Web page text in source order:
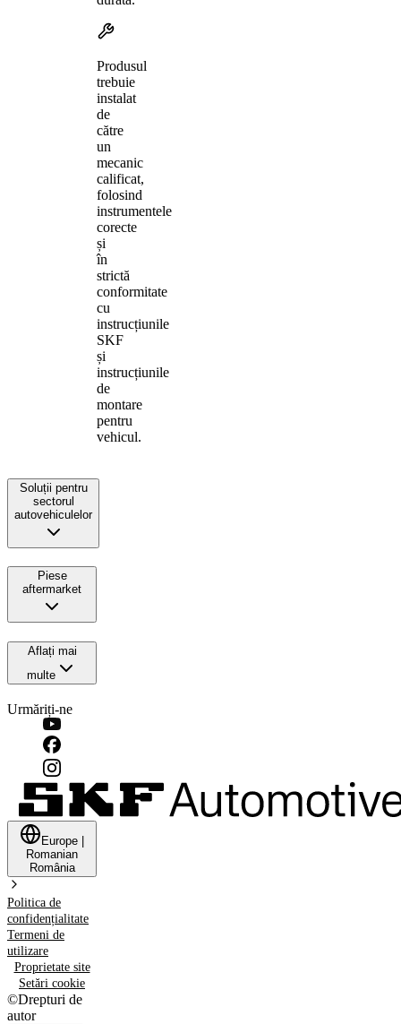
Produsul
trebuie
instalat
de
către
un
mecanic
calificat,
folosind
instrumentele
corecte
și
în
strictă
conformitate
cu
instrucțiunile
SKF
și
instrucțiunile
de
montare
pentru
vehicul.
Soluții pentru
sectorul
autovehiculelor
Piese
aftermarket
Aflați mai
multe
Urmăriți-ne
Europe
Romanian
România
Politica de
confidențialitate
Termeni de
utilizare
Proprietate site
Setări cookie
©Drepturi de
autor